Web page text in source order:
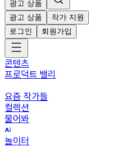
광고 상품
광고 상품
작가 지원
로그인
회원가입
콘텐츠
프로덕트 밸리
요즘 작가들
컬렉션
물어봐
놀이터